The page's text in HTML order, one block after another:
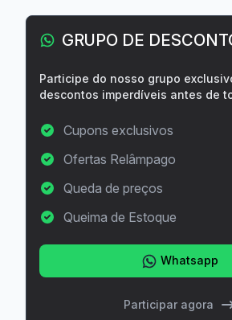
GRUPO DE
Participe do nosso grupo
descontos imperdíveis antes de
Cupons exclusivos
Ofertas Relâmpago
Queda de preços
Queima de Estoque
Whatsapp
Participar agora